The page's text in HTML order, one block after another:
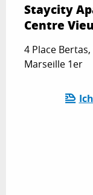
Staycity
Centre
4 Place
Marseille 1er